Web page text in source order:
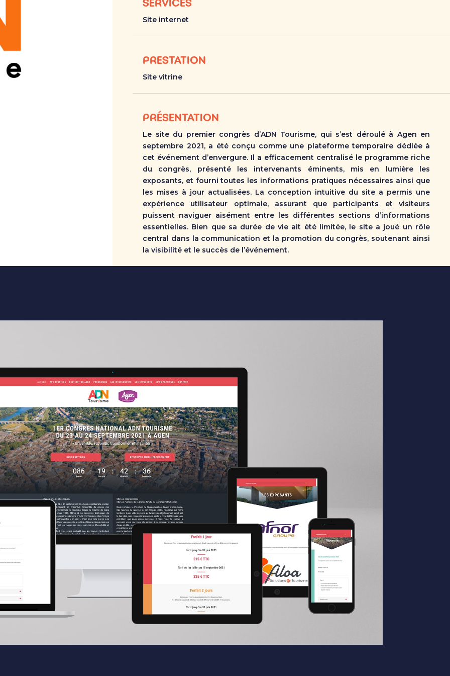
SERVICES
Site internet
PRESTATION
Site vitrine
PRÉSENTATION
Le site du premier congrès d’ADN Tourisme, qui s’est déroulé à Agen en
septembre 2021, a été conçu comme une plateforme temporaire dédiée à
cet événement d’envergure. Il a efficacement centralisé le programme riche
du congrès, présenté les intervenants éminents, mis en lumière les
exposants, et fourni toutes les informations pratiques nécessaires ainsi que
les mises à jour actualisées. La conception intuitive du site a permis une
expérience utilisateur optimale, assurant que participants et visiteurs
puissent naviguer aisément entre les différentes sections d’informations
essentielles. Bien que sa durée de vie ait été limitée, le site a joué un rôle
central dans la communication et la promotion du congrès, soutenant ainsi
la visibilité et le succès de l’événement.